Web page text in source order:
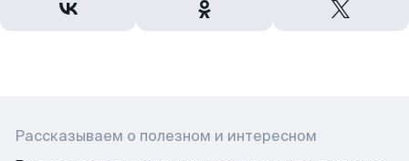
Рассказываем о полезном и интересном